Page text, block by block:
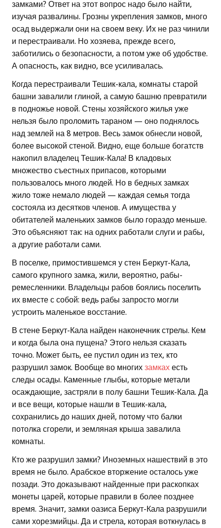
замками? Ответ на этот вопрос надо было найти,
изучая развалины. Грозны укрепления замков, много
осад выдержали они на своем веку. Их не раз чинили
и перестраивали. Но хозяева, прежде всего,
заботились о безопасности, а потом уже об удобстве.
А опасность, как видно, все усиливалась.
Когда перестраивали Тешик-кала, комнаты старой
башни завалили глиной, а самую башню превратили
в подножье новой. Стены хозяйского жилья уже
нельзя было проломить тараном — оно поднялось
над землей на 8 метров. Весь замок обнесли новой,
более высокой стеной. Видно, еще больше богатств
накопил владелец Тешик-Кала! В кладовых
множество съестных припасов, которыми
пользовалось много людей. Но в бедных замках
жило тоже немало людей — каждая семья тогда
состояла из десятков членов. А имущества у
обитателей маленьких замков было гораздо меньше.
Это объясняют так: на одних работали слуги и рабы,
а другие работали сами.
В поселке, примостившемся у стен Беркут-Кала,
самого крупного замка, жили, вероятно, рабы-
ремесленники. Владельцы рабов боялись поселить
их вместе с собой: ведь рабы запросто могли
устроить маленькое восстание.
В стене Беркут-Кала найден наконечник стрелы. Кем
и когда была она пущена? Этого нельзя сказать
точно. Может быть, ее пустил один из тех, кто
разрушил замок. Вообще во многих замках есть
следы осады. Каменные глыбы, которые метали
осаждающие, застряли в полу башни Тешик-Кала. Да
и все вещи, которые нашли в Тешик-кала,
сохранились до наших дней, потому что балки
потолка сгорели, и земляная крыша завалила
комнаты.
Кто же разрушил замки? Иноземных нашествий в это
время не было. Арабское вторжение осталось уже
позади. Это доказывают найденные при раскопках
монеты царей, которые правили в более позднее
время. Значит, замки оазиса Беркут-Кала разрушили
сами хорезмийцы. Да и стрела, которая воткнулась в